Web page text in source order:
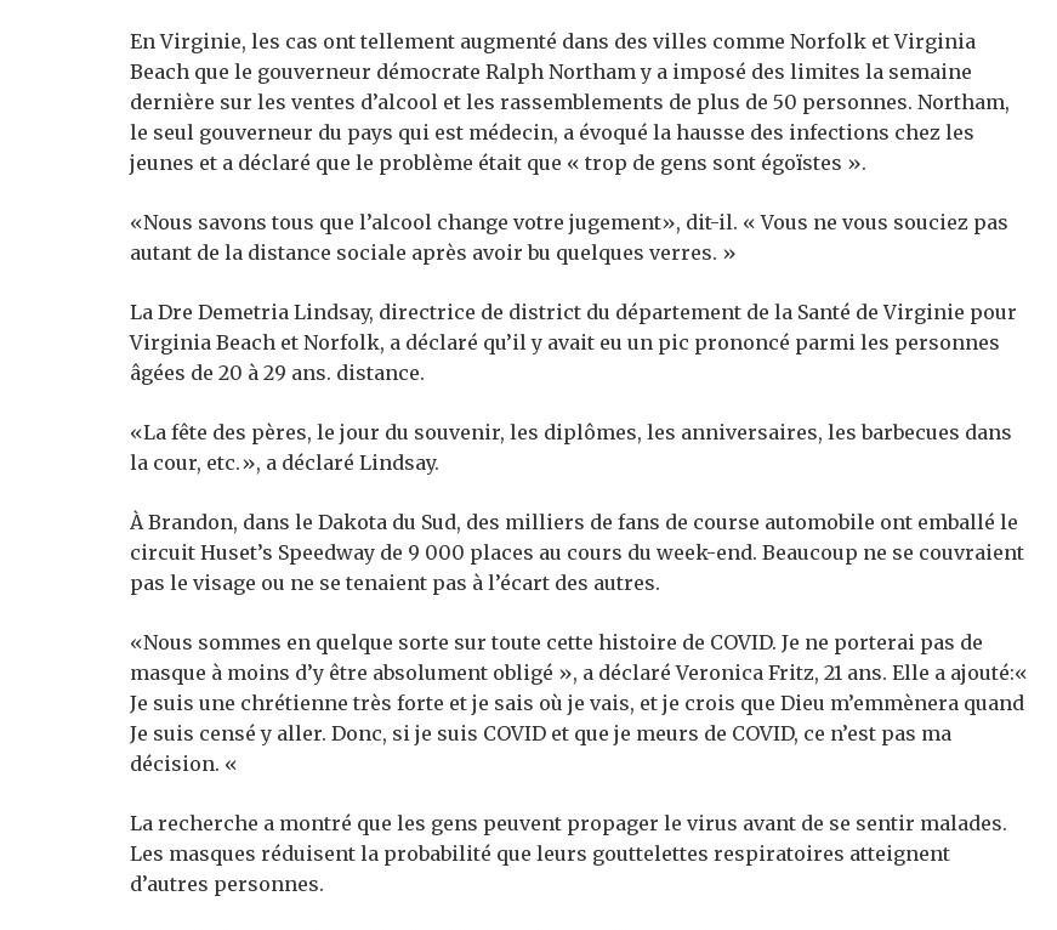
En Virginie, les cas ont tellement augmenté dans des villes comme Norfolk et Virginia
Beach que le gouverneur démocrate Ralph Northam y a imposé des limites la semaine
dernière sur les ventes d’alcool et les rassemblements de plus de 50 personnes. Northam,
le seul gouverneur du pays qui est médecin, a évoqué la hausse des infections chez les
jeunes et a déclaré que le problème était que « trop ​​de gens sont égoïstes ».
«Nous savons tous que l’alcool change votre jugement», dit-il. « Vous ne vous souciez pas
autant de la distance sociale après avoir bu quelques verres. »
La Dre Demetria Lindsay, directrice de district du département de la Santé de Virginie pour
Virginia Beach et Norfolk, a déclaré qu’il y avait eu un pic prononcé parmi les personnes
âgées de 20 à 29 ans. distance.
«La fête des pères, le jour du souvenir, les diplômes, les anniversaires, les barbecues dans
la cour, etc.», a déclaré Lindsay.
À Brandon, dans le Dakota du Sud, des milliers de fans de course automobile ont emballé le
circuit Huset’s Speedway de 9 000 places au cours du week-end. Beaucoup ne se couvraient
pas le visage ou ne se tenaient pas à l’écart des autres.
«Nous sommes en quelque sorte sur toute cette histoire de COVID. Je ne porterai pas de
masque à moins d’y être absolument obligé », a déclaré Veronica Fritz, 21 ans. Elle a ajouté:«
Je suis une chrétienne très forte et je sais où je vais, et je crois que Dieu m’emmènera quand
Je suis censé y aller. Donc, si je suis COVID et que je meurs de COVID, ce n’est pas ma
décision. «
La recherche a montré que les gens peuvent propager le virus avant de se sentir malades.
Les masques réduisent la probabilité que leurs gouttelettes respiratoires atteignent
d’autres personnes.